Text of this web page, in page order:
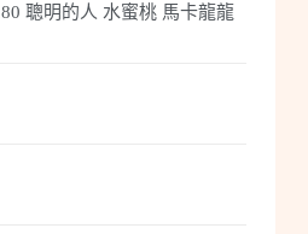
聰明的人 水蜜桃 馬卡龍龍